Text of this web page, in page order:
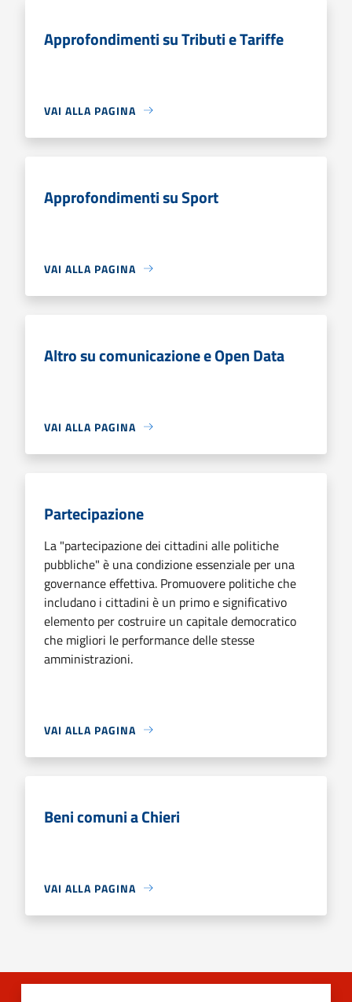
Approfondimenti su Tributi e Tariffe
VAI ALLA PAGINA
Approfondimenti su Sport
VAI ALLA PAGINA
Altro su comunicazione e Open Data
VAI ALLA PAGINA
Partecipazione
La "partecipazione dei cittadini alle politiche
pubbliche" è una condizione essenziale per una
governance effettiva. Promuovere politiche che
includano i cittadini è un primo e significativo
elemento per costruire un capitale democratico
che migliori le performance delle stesse
amministrazioni.
VAI ALLA PAGINA
Beni comuni a Chieri
VAI ALLA PAGINA